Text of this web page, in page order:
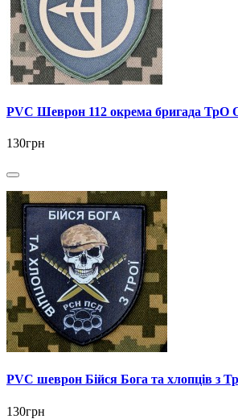
PVC Шеврон 112 окрема бригада ТрО
130грн
PVC шеврон Бійся Бога та хлопців з
130грн